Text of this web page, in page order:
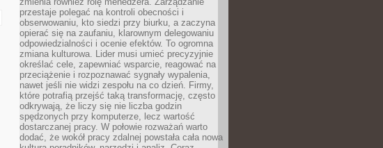
przestaje polegać na kontroli obecności i
obserwowaniu, kto siedzi przy biurku, a zaczyna
opierać się na zaufaniu, klarownym delegowaniu
odpowiedzialności i ocenie efektów. To ogromna
zmiana kulturowa. Lider musi umieć precyzyjnie
określać cele, zapewniać wsparcie, reagować na
przeciążenie i rozpoznawać sygnały wypalenia,
nawet jeśli nie widzi zespołu na co dzień. Firmy,
które potrafią przejść taką transformację, często
odkrywają, że liczy się nie liczba godzin
spędzonych przy komputerze, lecz wartość
dostarczanej pracy. W połowie rozważań warto
dodać, że wokół pracy zdalnej powstała cała nowa